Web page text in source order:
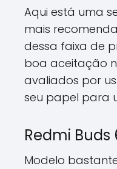
Aqui está uma
mais
dessa faixa de
boa aceitação
avaliados por
seu papel para
Redmi Buds
Modelo